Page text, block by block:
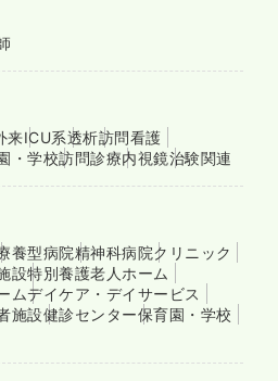
来ICU系透析訪問看護
・学校訪問診療内視鏡治験関連
養型病院精神科病院クリニック
設特別養護老人ホーム
ムデイケア・デイサービス
施設健診センター保育園・学校